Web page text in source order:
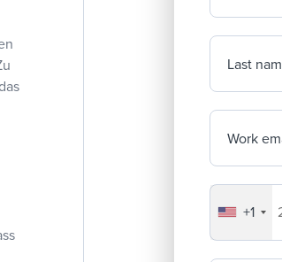
Last
Work
Your
+1